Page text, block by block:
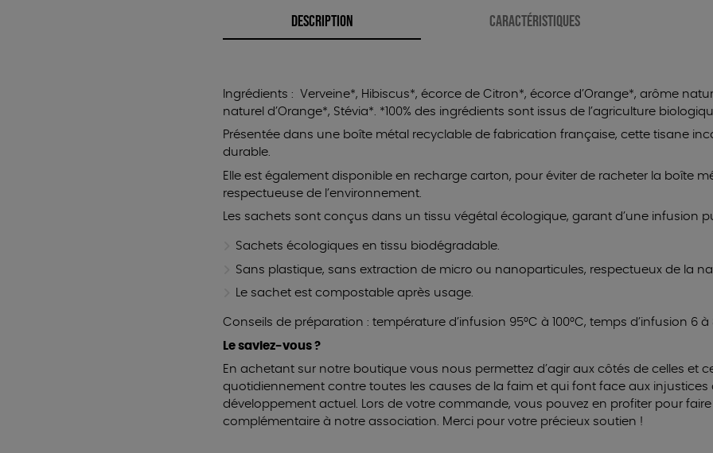
DESCRIPTION CARACTÉRISTIQUES
Ingrédients : Verveine*, Hibiscus*, écorce de Citron*, écorce d’Orange*, arôme
naturel d’Orange*, Stévia*. *100% des ingrédients sont issus de l’agriculture
Présentée dans une boîte métal recyclable de fabrication française, cette tisane
durable.
Elle est également disponible en recharge carton, pour éviter de racheter la boîte
respectueuse de l’environnement.
Les sachets sont conçus dans un tissu végétal écologique, garant d’une infusion
Sachets écologiques en tissu biodégradable.
Sans plastique, sans extraction de micro ou nanoparticules, respectueux de la
Le sachet est compostable après usage.
Conseils de préparation : température d’infusion 95°C à 100°C, temps d’infusion 6 à
Le saviez-vous ?
En achetant sur notre boutique vous nous permettez d’agir aux côtés de celles et
quotidiennement contre toutes les causes de la faim et qui font face aux injustices
développement actuel. Lors de votre commande, vous pouvez en profiter pour
complémentaire à notre association. Merci pour votre précieux soutien !